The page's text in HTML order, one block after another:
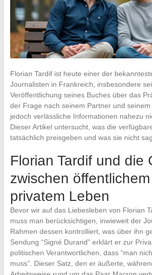
Florian Tardif ist heute einer der
Journalisten in Frankreich, insbesondere
Veröffentlichung seines Buches über das
der Frage nach seinem Partner und
jedoch verlässliche Informationen nahezu
Dieser Artikel untersucht, was die
tatsächlich preisgeben und was sie nicht
Florian Tardif und die
zwischen
privatem Leben
Bevor wir auf das Liebesleben von Florian
muss man berücksichtigen, inwieweit der
Rahmen dessen kontrolliert, was über ihn
Sendung “Signé Durand” erklärt er zur
politischen Verantwortlichen, dass “man
muss”. Dieser Satz, den er äußerte,